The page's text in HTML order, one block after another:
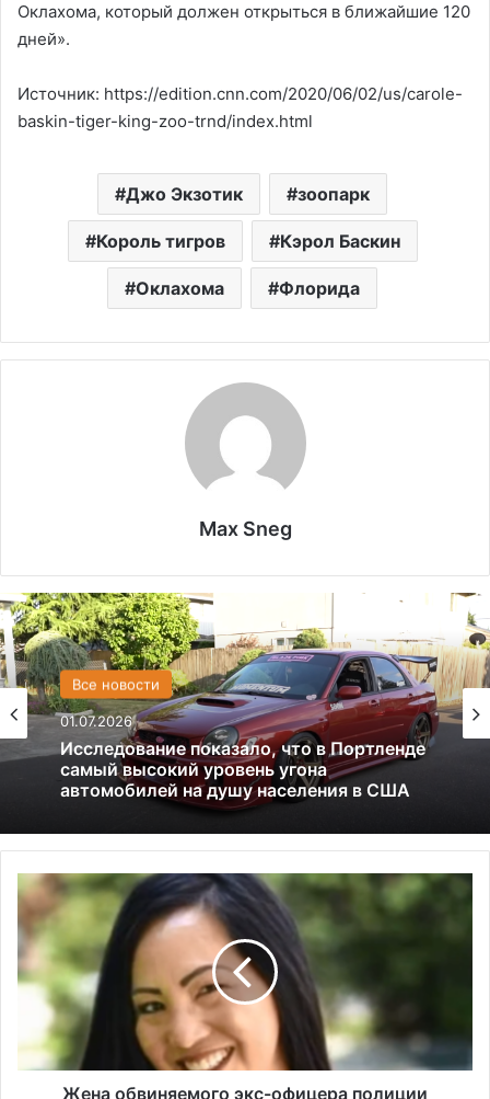
Оклахома, который должен открыться в ближайшие 120
дней».
Источник: https://edition.cnn.com/2020/06/02/us/carole-
baskin-tiger-king-zoo-trnd/index.html
Джо Экзотик зоопарк
Король тигров Кэрол Баскин
Оклахома Флорида
Max Sneg
Все новости
01.07.2026
Исследование показало, что в Портленде
самый высокий уровень угона
автомобилей на душу населения в США
США
13.06.2025
Америка имеет огромный избыток сыра
Жена
обвиняемого
экс-
офицера
полиции
Миннеаполиса
Дерека
Шовена
хочет
сменитьЖена обвиняемого экс-офицера полиции